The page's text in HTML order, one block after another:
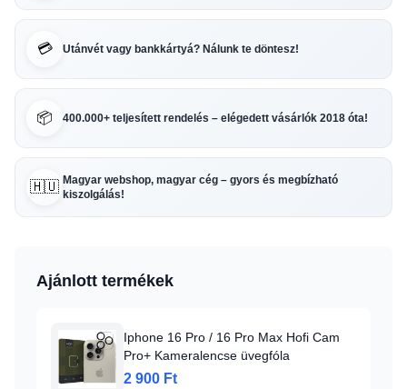
💳 Utánvét vagy bankkártyá? Nálunk te döntesz!
📦 400.000+ teljesített rendelés – elégedett vásárlók 2018 óta!
🇭🇺 Magyar webshop, magyar cég – gyors és megbízható
kiszolgálás!
Ajánlott termékek
Iphone 16 Pro / 16 Pro Max Hofi Cam
Pro+ Kameralencse üvegfóla
2 900 Ft